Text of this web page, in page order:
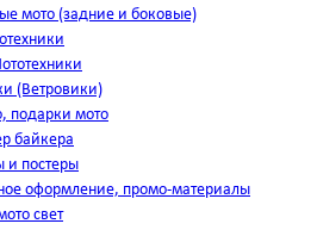
мото (задние и боковые)
(Ветровики)
подарки мото
байкера
и постеры
оформление, промо-материалы
свет